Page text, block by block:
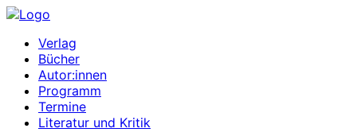
Verlag
Bücher
Autor:innen
Programm
Termine
Literatur und Kritik